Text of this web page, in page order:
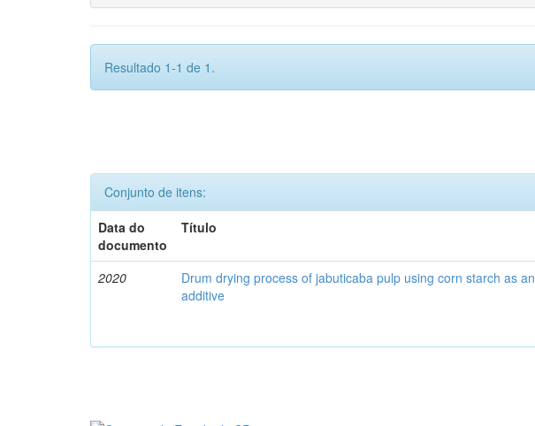
Resultado 1-1 de 1.
Conjunto de itens:
Data do
documento
Título
2020
Drum drying process of jabuticaba pulp using corn starch as an
additive